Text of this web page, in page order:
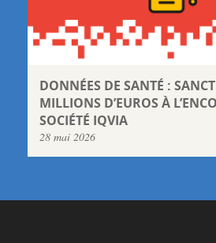
DONNÉES DE SANTÉ :
MILLIONS D’EUROS À
SOCIÉTÉ IQVIA
28 mai 2026